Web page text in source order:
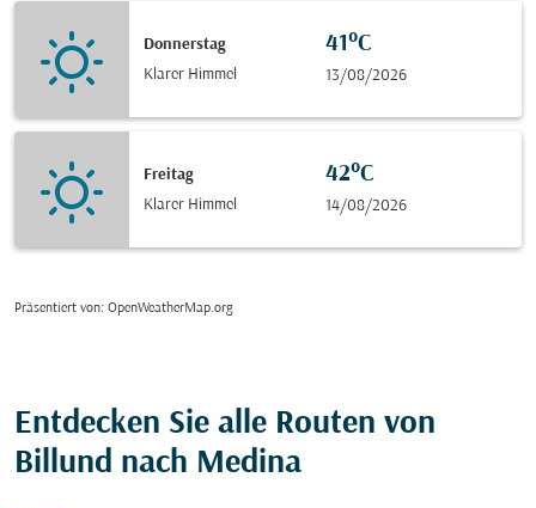
Donnerstag
Klarer Himmel
41°C
13/08/2026
Freitag
Klarer Himmel
42°C
14/08/2026
Präsentiert von: OpenWeatherMap.org
Entdecken Sie alle Routen von
Billund nach Medina